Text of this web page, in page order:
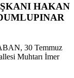
HAKAN
30 Temmuz
Muhtarı İmer